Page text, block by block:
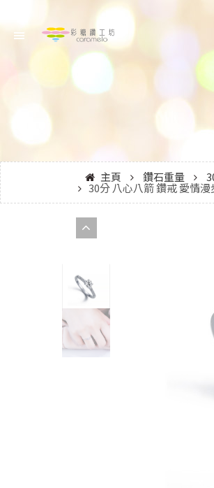
主頁 鑽石重量
30分 八心八箭 鑽戒 愛情漫